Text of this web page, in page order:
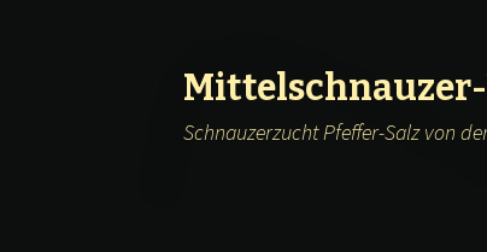
Schnauzerzucht Pfeffer-Salz von